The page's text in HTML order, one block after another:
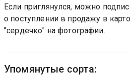
Если приглянулся, можно
о поступлении в продажу в
"сердечко" на фотографии.
Упомянутые сорта: